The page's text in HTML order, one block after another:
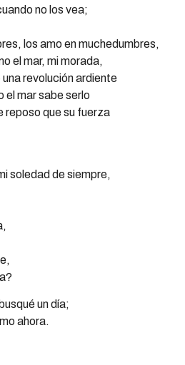
no los vea;
los amo en muchedumbres,
el mar, mi morada,
revolución ardiente
el mar sabe serlo
reposo que su fuerza
soledad de siempre,
un día;
ahora.